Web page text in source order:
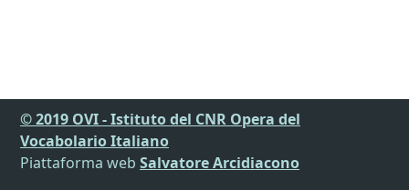
© 2019 OVI - Istituto del CNR Opera del
Vocabolario Italiano
Piattaforma web Salvatore Arcidiacono